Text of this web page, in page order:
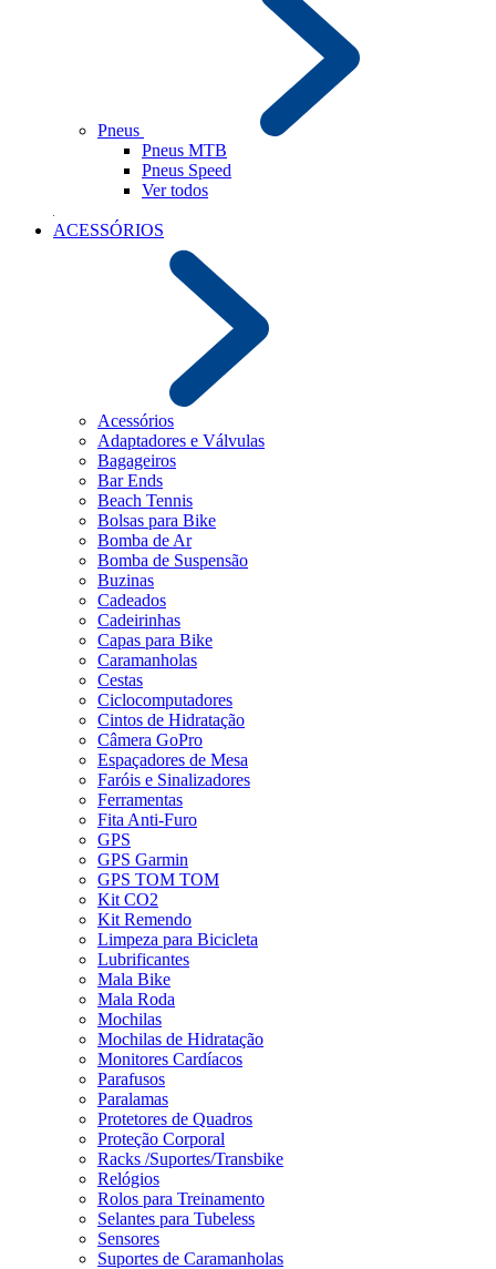
Pneus
Pneus MTB
Pneus Speed
Ver todos
ACESSÓRIOS
Acessórios
Adaptadores e Válvulas
Bagageiros
Bar Ends
Beach Tennis
Bolsas para Bike
Bomba de Ar
Bomba de Suspensão
Buzinas
Cadeados
Cadeirinhas
Capas para Bike
Caramanholas
Cestas
Ciclocomputadores
Cintos de Hidratação
Câmera GoPro
Espaçadores de Mesa
Faróis e Sinalizadores
Ferramentas
Fita Anti-Furo
GPS
GPS Garmin
GPS TOM TOM
Kit CO2
Kit Remendo
Limpeza para Bicicleta
Lubrificantes
Mala Bike
Mala Roda
Mochilas
Mochilas de Hidratação
Monitores Cardíacos
Parafusos
Paralamas
Protetores de Quadros
Proteção Corporal
Racks /Suportes/Transbike
Relógios
Rolos para Treinamento
Selantes para Tubeless
Sensores
Suportes de Caramanholas